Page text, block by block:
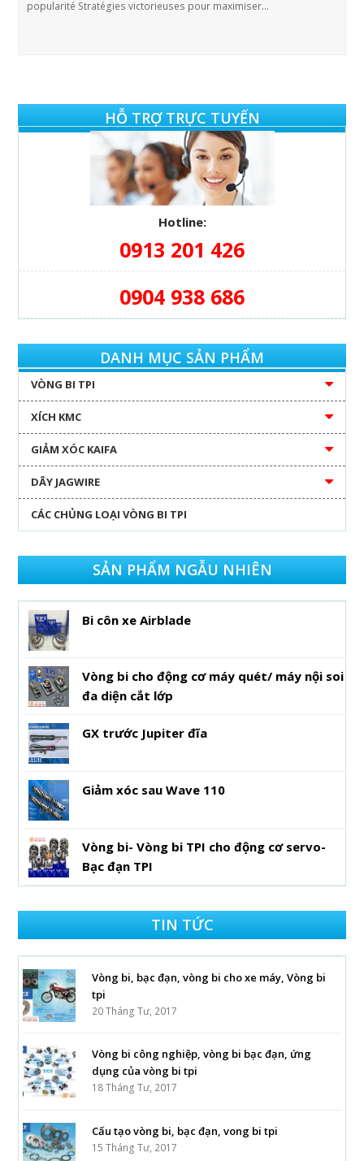
popularité Stratégies victorieuses pour maximiser…
HỖ TRỢ TRỰC TUYẾN
Hotline:
0913 201 426
0904 938 686
DANH MỤC SẢN PHẨM
VÒNG BI TPI
XÍCH KMC
GIẢM XÓC KAIFA
DÂY JAGWIRE
CÁC CHỦNG LOẠI VÒNG BI TPI
SẢN PHẨM NGẪU NHIÊN
Bi côn xe Airblade
Vòng bi cho động cơ máy quét/ máy nội soi
đa diện cắt lớp
GX trước Jupiter đĩa
Giảm xóc sau Wave 110
Vòng bi- Vòng bi TPI cho động cơ servo-
Bạc đạn TPI
TIN TỨC
Vòng bi, bạc đạn, vòng bi cho xe máy, Vòng bi
tpi
20 Tháng Tư, 2017
Vòng bi công nghiệp, vòng bi bạc đạn, ứng
dụng của vòng bi tpi
18 Tháng Tư, 2017
Cấu tạo vòng bi, bạc đạn, vong bi tpi
15 Tháng Tư, 2017